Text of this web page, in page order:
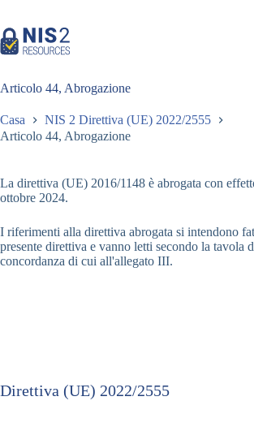
contenuto
Articolo 44, Abrogazione
Casa
NIS 2 Direttiva (UE) 2022/2555
Articolo 44, Abrogazione
La direttiva (UE) 2016/1148 è abrogata con
ottobre 2024.
I riferimenti alla direttiva abrogata si intendono
presente direttiva e vanno letti secondo la tavola
concordanza di cui all'allegato III.
Direttiva (UE) 2022/2555